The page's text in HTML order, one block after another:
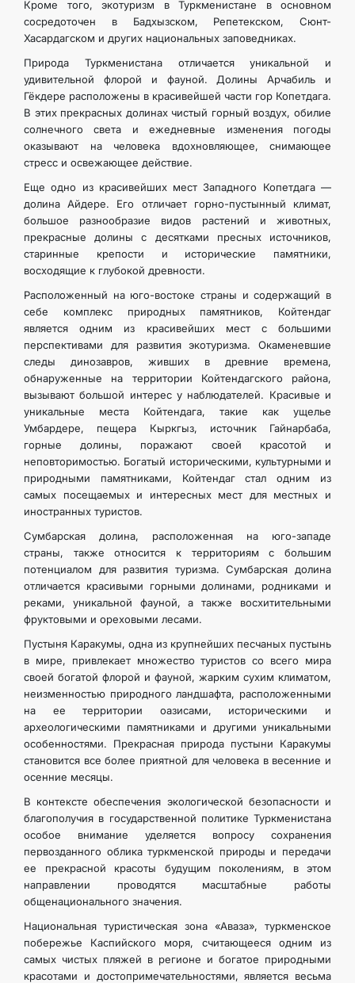
Кроме того, экотуризм в Туркменистане в основном
сосредоточен в Бадхызском, Репетекском, Сюнт-
Хасардагском и других национальных заповедниках.
Природа Туркменистана отличается уникальной и
удивительной флорой и фауной. Долины Арчабиль и
Гёкдере расположены в красивейшей части гор Копетдага.
В этих прекрасных долинах чистый горный воздух, обилие
солнечного света и ежедневные изменения погоды
оказывают на человека вдохновляющее, снимающее
стресс и освежающее действие.
Еще одно из красивейших мест Западного Копетдага —
долина Айдере. Его отличает горно-пустынный климат,
большое разнообразие видов растений и животных,
прекрасные долины с десятками пресных источников,
старинные крепости и исторические памятники,
восходящие к глубокой древности.
Расположенный на юго-востоке страны и содержащий в
себе комплекс природных памятников, Койтендаг
является одним из красивейших мест с большими
перспективами для развития экотуризма. Окаменевшие
следы динозавров, живших в древние времена,
обнаруженные на территории Койтендагского района,
вызывают большой интерес у наблюдателей. Красивые и
уникальные места Койтендага, такие как ущелье
Умбардере, пещера Кыркгыз, источник Гайнарбаба,
горные долины, поражают своей красотой и
неповторимостью. Богатый историческими, культурными и
природными памятниками, Койтендаг стал одним из
самых посещаемых и интересных мест для местных и
иностранных туристов.
Сумбарская долина, расположенная на юго-западе
страны, также относится к территориям с большим
потенциалом для развития туризма. Сумбарская долина
отличается красивыми горными долинами, родниками и
реками, уникальной фауной, а также восхитительными
фруктовыми и ореховыми лесами.
Пустыня Каракумы, одна из крупнейших песчаных пустынь
в мире, привлекает множество туристов со всего мира
своей богатой флорой и фауной, жарким сухим климатом,
неизменностью природного ландшафта, расположенными
на ее территории оазисами, историческими и
археологическими памятниками и другими уникальными
особенностями. Прекрасная природа пустыни Каракумы
становится все более приятной для человека в весенние и
осенние месяцы.
В контексте обеспечения экологической безопасности и
благополучия в государственной политике Туркменистана
особое внимание уделяется вопросу сохранения
первозданного облика туркменской природы и передачи
ее прекрасной красоты будущим поколениям, в этом
направлении проводятся масштабные работы
общенационального значения.
Национальная туристическая зона «Аваза», туркменское
побережье Каспийского моря, считающееся одним из
самых чистых пляжей в регионе и богатое природными
красотами и достопримечательностями, является весьма